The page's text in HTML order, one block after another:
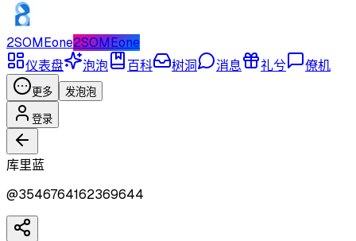
2SOMEone2SOMEone
仪表盘
泡泡 百科 树洞 消息 礼兮 僚机
更多 发泡泡
登录
库里蓝
@3546764162369644